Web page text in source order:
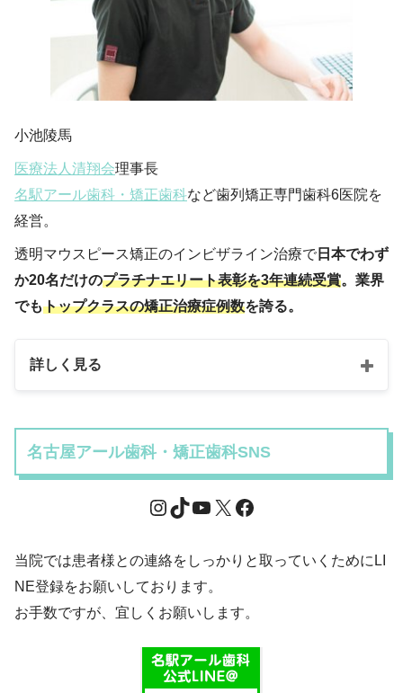
小池陵馬
医療法人清翔会理事長
名駅アール歯科・矯正歯科など歯列矯正専門歯科6医院を
経営。
透明マウスピース矯正のインビザライン治療で 日本でわず
か20名だけのプラチナエリート表彰を3年連続受賞。業界
でもトップクラスの矯正治療症例数を誇る。
詳しく見る
名古屋アール歯科・矯正歯科SNS
当院では患者様との連絡をしっかりと取っていくためにLI
NE登録をお願いしております。
お手数ですが、宜しくお願いします。